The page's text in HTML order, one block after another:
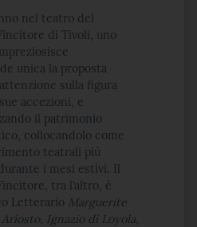
nel teatro del
di Tivoli, uno
unica la proposta
sulla figura
accezioni, e
il patrimonio
collocandolo come
teatrali più
i mesi estivi. Il
tra l’altro, è
Letterario Marguerite
Ignazio di Loyola,